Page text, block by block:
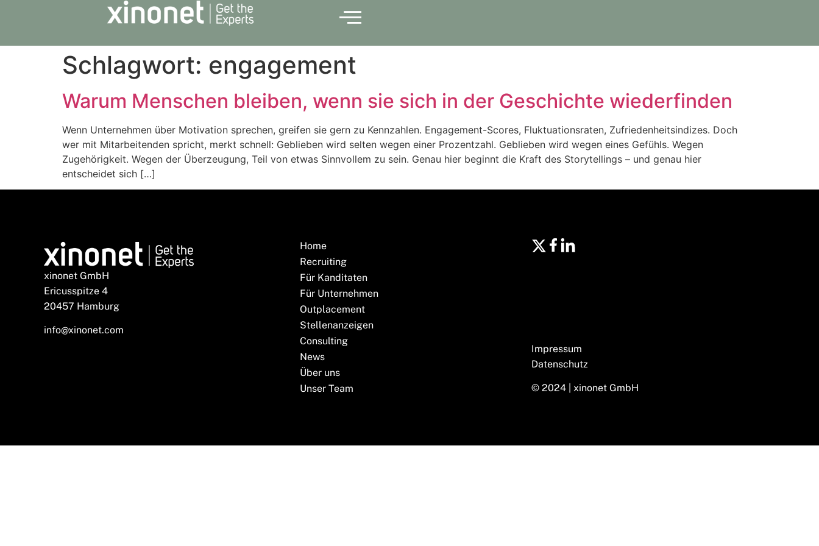
Schlagwort: engagement
Warum Menschen bleiben, wenn sie sich in der Geschichte wiederfinden
Wenn Unternehmen über Motivation sprechen, greifen sie gern zu Kennzahlen. Engagement-Scores, Fluktuationsraten, Zufriedenheitsindizes. Doch
wer mit Mitarbeitenden spricht, merkt schnell: Geblieben wird selten wegen einer Prozentzahl. Geblieben wird wegen eines Gefühls. Wegen
Zugehörigkeit. Wegen der Überzeugung, Teil von etwas Sinnvollem zu sein. Genau hier beginnt die Kraft des Storytellings – und genau hier
entscheidet sich […]
xinonet GmbH
Ericusspitze 4
20457 Hamburg
info@xinonet.com
Home
Recruiting
Für Kanditaten
Für Unternehmen
Outplacement
Stellenanzeigen
Consulting
News
Über uns
Unser Team
Impressum
Datenschutz
© 2024 | xinonet GmbH